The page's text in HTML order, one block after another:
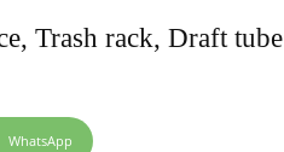
Trash rack, Draft tube
WhatsApp